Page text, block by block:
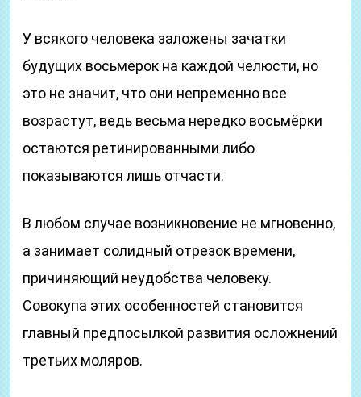
У всякого человека заложены зачатки
будущих восьмёрок на каждой челюсти, но
это не значит, что они непременно все
возрастут, ведь весьма нередко восьмёрки
остаются ретинированными либо
показываются лишь отчасти.
В любом случае возникновение не мгновенно,
а занимает солидный отрезок времени,
причиняющий неудобства человеку.
Совокупа этих особенностей становится
главный предпосылкой развития осложнений
третьих моляров.